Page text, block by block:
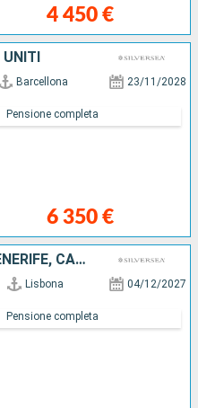
4 450 €
Barcellona 23/11/2028
6 350 €
Pensione completa
PORTOGALLO, MAIORCA, TENERIFE, CAPO VERDE, BARBADOS
Lisbona 04/12/2027
Pensione completa